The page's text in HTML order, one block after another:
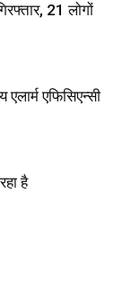
21 लोगों
एफिसिएन्सी
है